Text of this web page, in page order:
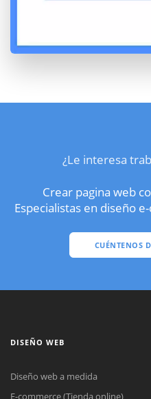
¿Le interesa
Crear pagina web
Especialistas en diseño
CUÉNTENOS
DISEÑO WEB
Diseño web a medida
E-commerce (Tienda online)